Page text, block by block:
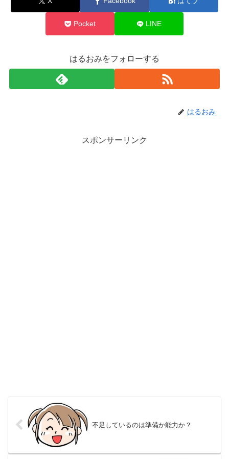
Pocket LINE
はるおみをフォローする
はるおみ
スポンサーリンク
不足しているのは準備か能力か？